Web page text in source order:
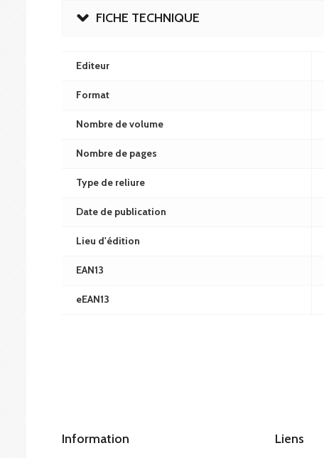
FICHE TECHNIQUE
Editeur
Format
Nombre de volume
Nombre de pages
Type de reliure
Date de publication
Lieu d'édition
EAN13
eEAN13
Information Liens